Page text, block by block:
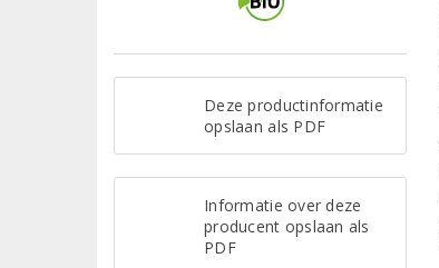
Deze productinformatie
opslaan als PDF
Informatie over deze
producent opslaan als
PDF